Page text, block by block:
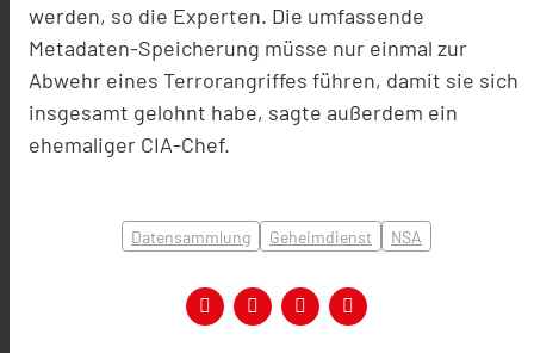
werden, so die Experten. Die umfassende
Metadaten-Speicherung müsse nur einmal zur
Abwehr eines Terrorangriffes führen, damit sie sich
insgesamt gelohnt habe, sagte außerdem ein
ehemaliger CIA-Chef.
Datensammlung Geheimdienst NSA